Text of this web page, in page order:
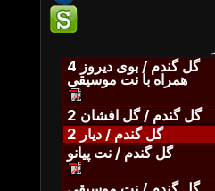
گل گندم / بوی دیروز 4
همراه با نت موسیقی
گل گندم / گل افشان 2
گل گندم / دیار 2
گل گندم / نت پیانو